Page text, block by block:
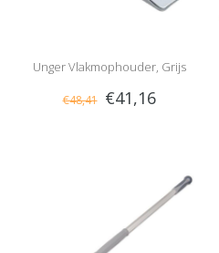
Unger Vlakmophouder, Grijs
€48,41 €41,16